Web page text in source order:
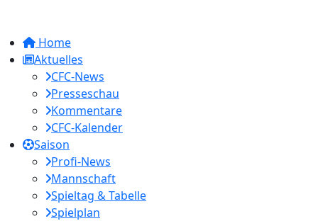
Home
Aktuelles
CFC-News
Presseschau
Kommentare
CFC-Kalender
Saison
Profi-News
Mannschaft
Spieltag & Tabelle
Spielplan